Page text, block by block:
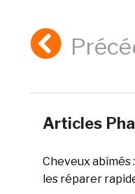
Articles
Cheveux abîmés
les réparer